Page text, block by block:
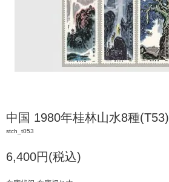
中国 1980年桂林山水8種(T53)
stch_t053
6,400円(税込)